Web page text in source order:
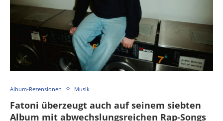
Album-Rezensionen Musik
Fatoni überzeugt auch auf seinem siebten
Album mit abwechslungsreichen Rap-Songs